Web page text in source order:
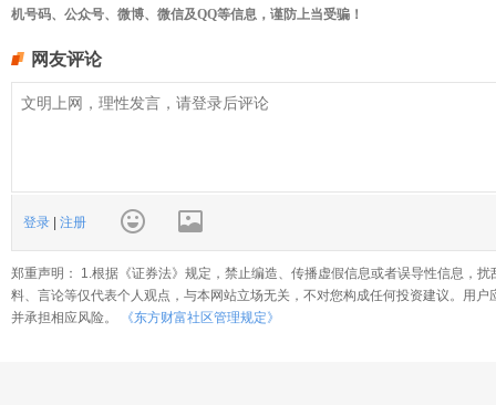
机号码、公众号、微博、微信及QQ等信息，谨防上当受骗！
网友评论
登录 注册
郑重声明： 1.根据《证券法》规定，禁止编造、传播虚假信息或者误导性信息，
料、言论等仅代表个人观点，与本网站立场无关，不对您构成任何投资建议。用
并承担相应风险。
《东方财富社区管理规定》